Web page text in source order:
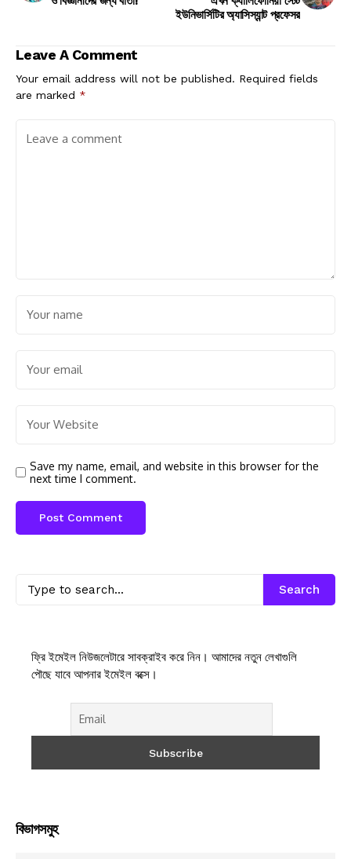
ইউনিভার্সিটির অ্যাসিস্যান্ট প্রফেসর
Leave A Comment
Your email address will not be published. Required fields
are marked *
Save my name, email, and website in this browser for the
next time I comment.
Search
ফ্রি ইমেইল নিউজলেটারে সাবক্রাইব করে নিন। আমাদের নতুন লেখাগুলি
পৌছে যাবে আপনার ইমেইল বক্সে।
বিভাগসমুহ